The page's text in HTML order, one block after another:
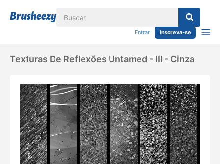
Entrar Inscreva-se
Texturas De Reflexões Untamed - III - Cinza